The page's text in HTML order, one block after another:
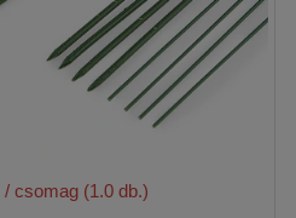
/ csomag (1.0 db.)